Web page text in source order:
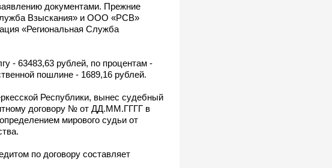
документами. Прежние
Взыскания» и ООО «РСВ»
«Региональная Служба
- 63483,63 рублей, по процентам -
пошлине - 1689,16 рублей.
Республики, вынес судебный
договору № от ДД.ММ.ГГГГ в
мирового судьи от
по договору составляет